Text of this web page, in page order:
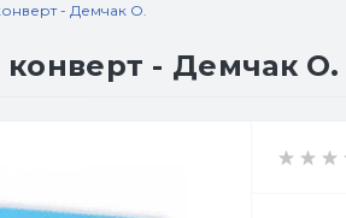
- Демчак О.
- Демчак О.